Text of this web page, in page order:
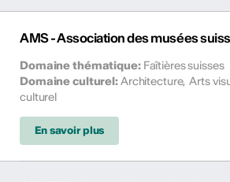
AMS - Association des musées
Domaine thématique: Faîtières suisses
Domaine culturel:Architecture, Arts
culturel
En savoir plus